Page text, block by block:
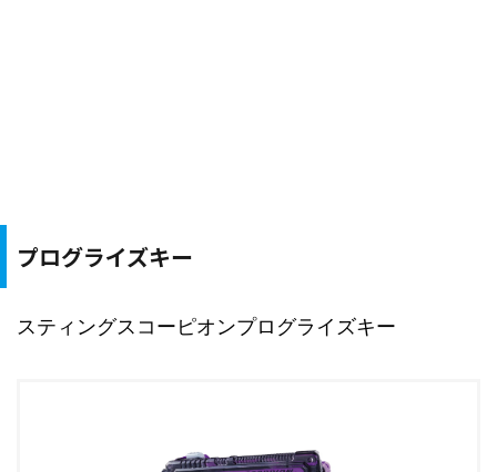
プログライズキー
スティングスコーピオンプログライズキー